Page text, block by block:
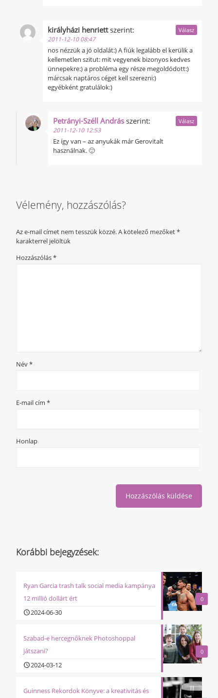
királyházi henriett szerint:
2011-12-10 08:47
nos nézzük a jó oldalát:) A fiúk legalább el kerülik a
kellemetlen szitut: mit vegyenek bizonyos kedves
ünnepekre:) a probléma egy része megoldódott:)
márcsak naptáros céget kell szerezni:)
egyébként gratulálok:)
Válasz
Petrányi-Széll András szerint:
2011-12-10 12:53
Ez így van – az anyukák már Gerovitalt
használnak. 🙂
Válasz
Vélemény, hozzászólás?
Az e-mail címet nem tesszük közzé.A kötelező mezőket*
karakterrel jelöltük
Hozzászólás*
Név*
E-mail cím *
Honlap
Korábbi bejegyzések:
0
Ryan Garcia trash talk social media kampánya
12 millió dollárt ért
2024-06-30
0
Szabad-e hercegnőknek Photoshoppal
játszani?
2024-03-12
Guinness Rekordok Könyve: a kreativitás és